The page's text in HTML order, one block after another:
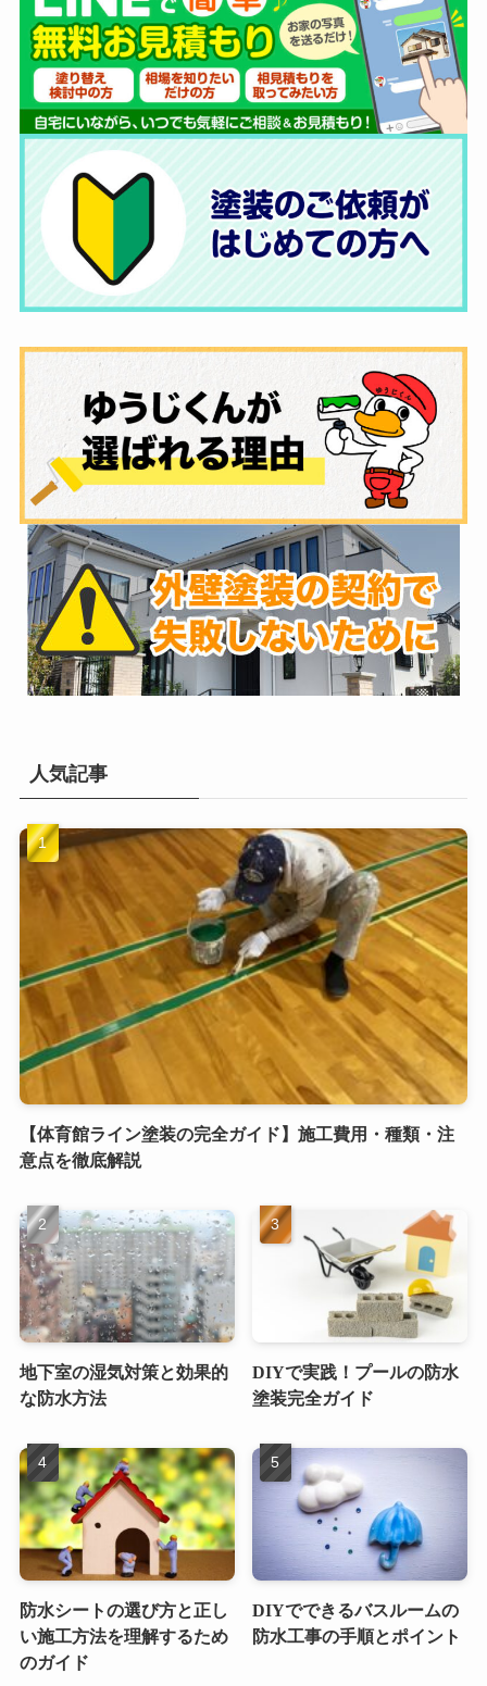
人気記事
【体育館ライン塗装の完全ガイド】施工費用・種類・注
意点を徹底解説
地下室の湿気対策と効果的
な防水方法
DIYで実践！プールの防水
塗装完全ガイド
防水シートの選び方と正し
い施工方法を理解するため
のガイド
DIYでできるバスルームの
防水工事の手順とポイント